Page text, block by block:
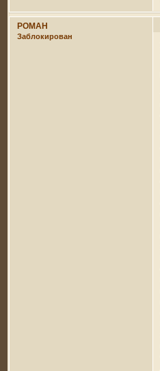
РОMAH
Заблокирован